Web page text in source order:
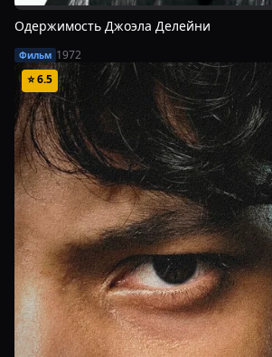
Одержимость Джоэла Делейни
Фильм 1972
⭐6.5